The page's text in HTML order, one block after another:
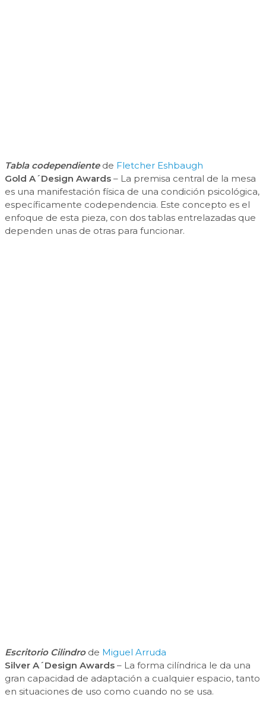
Tabla codependientede Fletcher Eshbaugh
Gold A´Design Awards – La premisa central de la mesa
es una manifestación física de una condición psicológica,
específicamente codependencia. Este concepto es el
enfoque de esta pieza, con dos tablas entrelazadas que
dependen unas de otras para funcionar.
Escritorio Cilindro de Miguel Arruda
Silver A´Design Awards – La forma cilíndrica le da una
gran capacidad de adaptación a cualquier espacio, tanto
en situaciones de uso como cuando no se usa.